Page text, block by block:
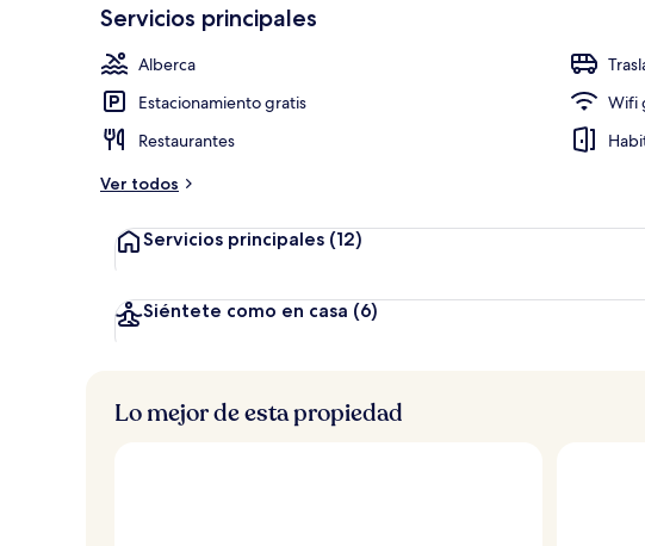
elegida
t
a
e
Servicios principales
Alberca
Estacionamiento gratis
Wifi
Restaurantes
Ver todos
Servicios principales (12)
Siéntete como en casa (6)
Lo mejor de esta propiedad